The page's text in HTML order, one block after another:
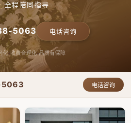
全程陪同指导
5063 电话咨询
化 收费合理化 品质有保障
电话咨询